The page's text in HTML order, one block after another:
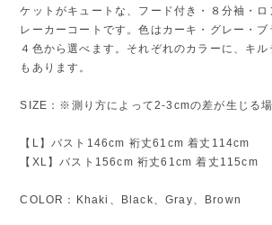
ケットがキュートな、フード付き・８分袖・
レーカーコートです。色はカーキ・グレー・
４色から選べます。それぞれのカラーに、キ
もあります。
SIZE：※測り方によって2-3cmの差が生じる場
【L】バスト146cm 裄丈61cm 着丈114cm
【XL】バスト156cm 裄丈61cm 着丈115cm
COLOR：Khaki、Black、Gray、Brown